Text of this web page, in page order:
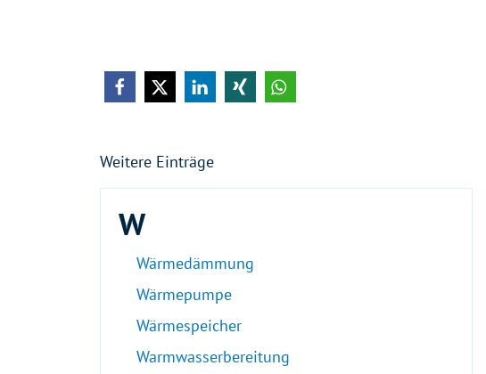
Weitere Einträge
W
Wärmedämmung
Wärmepumpe
Wärmespeicher
Warmwasserbereitung